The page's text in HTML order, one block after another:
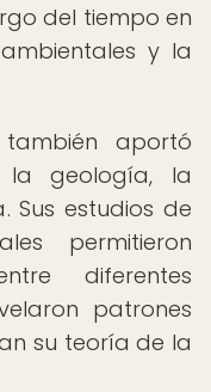
del tiempo en
y la
aportó
la geología, la
Sus estudios de
permitieron
diferentes
patrones
su teoría de la